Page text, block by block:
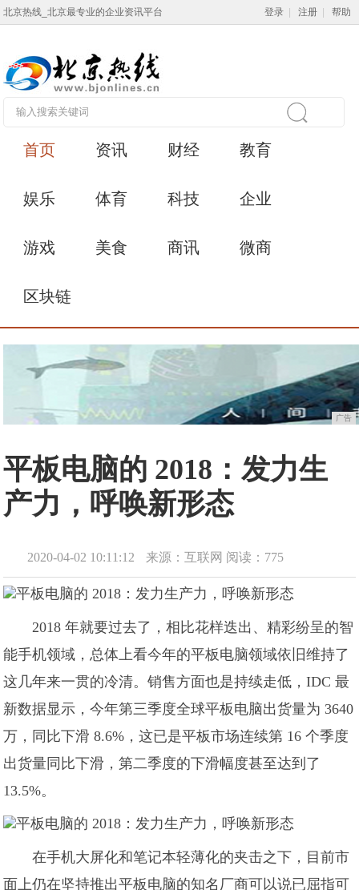
北京热线_北京最专业的企业资讯平台 登录 注册 帮助
首页 资讯 财经 教育
娱乐 体育 科技 企业
游戏 美食 商讯 微商
区块链
广告
平板电脑的 2018：发力生
产力，呼唤新形态
2020-04-02 10:11:12 来源：互联网 阅读：775
2018 年就要过去了，相比花样迭出、精彩纷呈的智
能手机领域，总体上看今年的平板电脑领域依旧维持了
这几年来一贯的冷清。销售方面也是持续走低，IDC 最
新数据显示，今年第三季度全球平板电脑出货量为 3640
万，同比下滑 8.6%，这已是平板市场连续第 16 个季度
出货量同比下滑，第二季度的下滑幅度甚至达到了
13.5%。
在手机大屏化和笔记本轻薄化的夹击之下，目前市
面上仍在坚持推出平板电脑的知名厂商可以说已屈指可